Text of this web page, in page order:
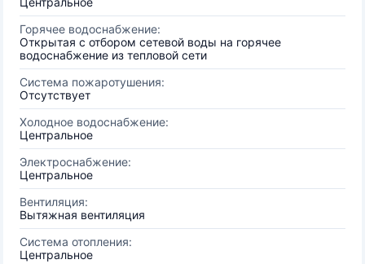
Горячее водоснабжение:
Открытая с отбором сетевой воды на горячее
водоснабжение из тепловой сети
Система пожаротушения:
Отсутствует
Холодное водоснабжение:
Центральное
Электроснабжение:
Центральное
Вентиляция:
Вытяжная вентиляция
Система отопления:
Центральное